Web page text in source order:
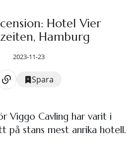
Hotel Vier
Hamburg
2023-11-23
Spara
Viggo Cavling har varit i
på stans mest anrika hotell.